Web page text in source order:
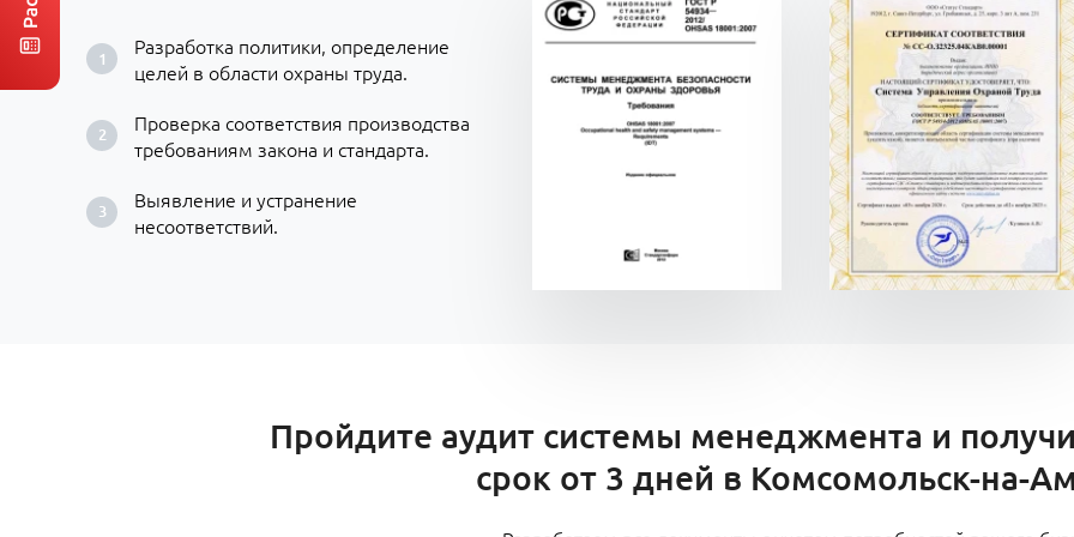
Разработка политики, определение
целей в области охраны труда.
Проверка соответствия производства
требованиям закона и стандарта.
Выявление и устранение
несоответствий.
Пройдите аудит системы менеджмента и
срок от 3 дней в Комсомольск-на-